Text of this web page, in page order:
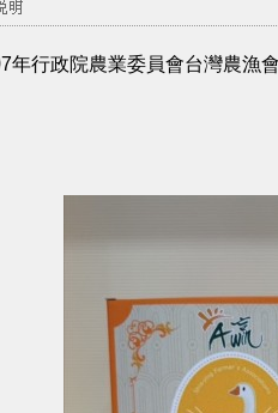
年行政院農業委員會台灣農漁